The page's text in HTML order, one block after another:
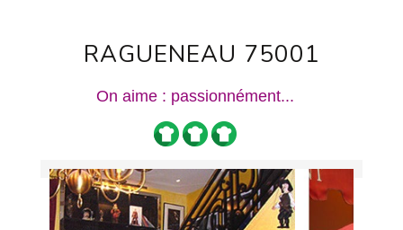
RAGUENEAU 75001
On aime : passionnément...